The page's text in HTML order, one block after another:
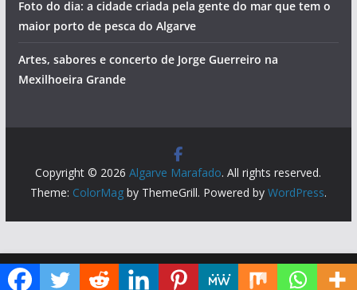
Foto do dia: a cidade criada pela gente do mar que tem o
maior porto de pesca do Algarve
Artes, sabores e concerto de Jorge Guerreiro na
Mexilhoeira Grande
Copyright © 2026Algarve Marafado. All rights reserved.
Theme: ColorMagby ThemeGrill. Powered by WordPress.
Diga ao Google que o Algarve Marafado é uma das suas fontes de informação preferidas